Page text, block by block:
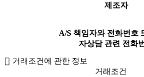
제조자
A/S 책임자와 전화번호
자상담 관련 전화
거래조건에 관한 정보
거래조건